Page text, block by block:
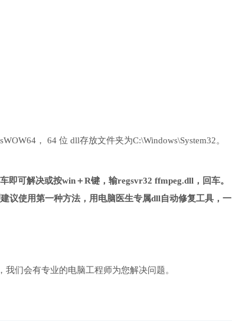
， 64 位 dll存放文件夹为C:\Windows\System32。
可解决或按win＋R键，输regsvr32 ffmpeg.dll，回车。
议使用第一种方法，用电脑医生专属dll自动修复工具，一
们会有专业的电脑工程师为您解决问题。